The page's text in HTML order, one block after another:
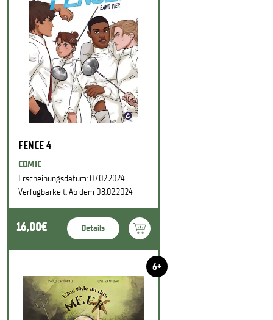
FENCE 4
COMIC
Erscheinungsdatum: 07.02.2024
Verfügbarkeit: Ab dem 08.02.2024
16,00€ Details
6+